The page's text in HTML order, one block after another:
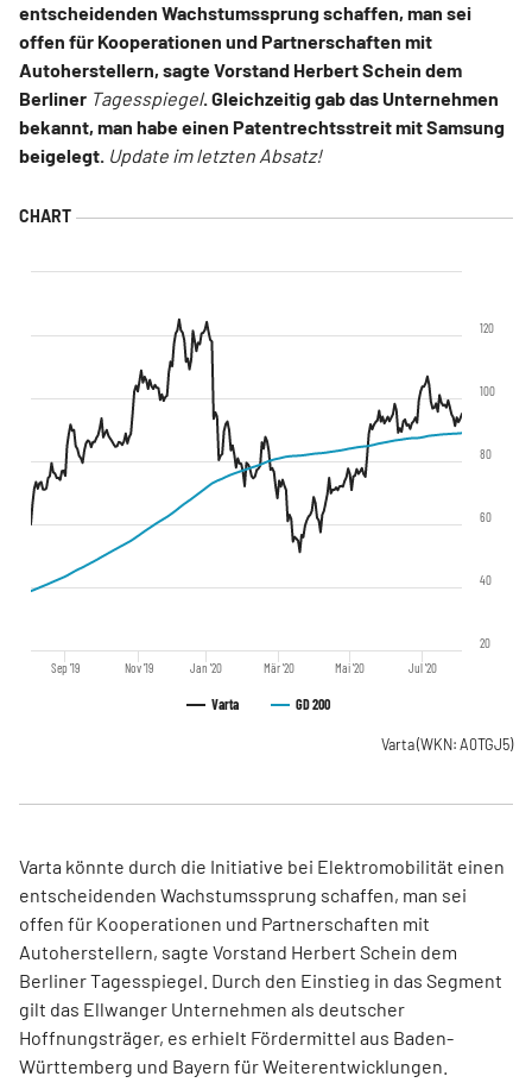
entscheidenden Wachstumssprung schaffen, man sei
offen für Kooperationen und Partnerschaften mit
Autoherstellern, sagte Vorstand Herbert Schein dem
Berliner Tagesspiegel. Gleichzeitig gab das Unternehmen
bekannt, man habe einen Patentrechtsstreit mit Samsung
beigelegt. Update im letzten Absatz!
Varta GD 200
Sep '19 Nov '19 Jan '20 Mär '20 Mai '20 Jul '20
20
40
60
80
100
120
Varta(WKN: A0TGJ5)
Varta könnte durch die Initiative bei Elektromobilität einen
entscheidenden Wachstumssprung schaffen, man sei
offen für Kooperationen und Partnerschaften mit
Autoherstellern, sagte Vorstand Herbert Schein dem
Berliner Tagesspiegel. Durch den Einstieg in das Segment
gilt das Ellwanger Unternehmen als deutscher
Hoffnungsträger, es erhielt Fördermittel aus Baden-
Württemberg und Bayern für Weiterentwicklungen.